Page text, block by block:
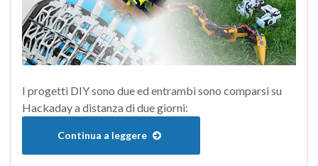
I progetti DIY sono due ed entrambi sono comparsi su
Hackaday a distanza di due giorni:
Continua a leggere